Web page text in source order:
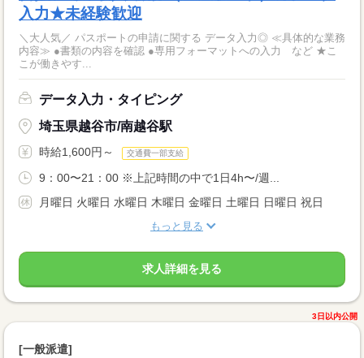
入力★未経験歓迎
＼大人気／ パスポートの申請に関する データ入力◎ ≪具体的な業務
内容≫ ●書類の内容を確認 ●専用フォーマットへの入力 など ★こ
こが働きやす...
データ入力・タイピング
埼玉県越谷市/南越谷駅
時給1,600円～ 交通費一部支給
9：00〜21：00 ※上記時間の中で1日4h〜/週...
月曜日 火曜日 水曜日 木曜日 金曜日 土曜日 日曜日 祝日
もっと見る
求人詳細を見る
3日以内公開
[一般派遣]